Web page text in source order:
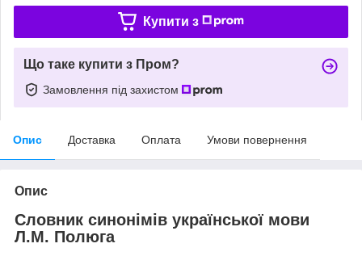
Купити з
Що таке купити з Пром?
Замовлення під захистом
Опис Доставка Оплата Умови повернення
Опис
Словник синонімів української мови
Л.М. Полюга